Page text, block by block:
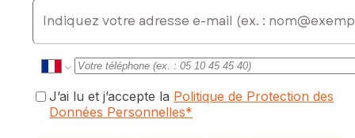
0687069198, E-mail : katy.josselin@safti.fr - EI - Agent
commercial immatriculé au RSAC de LIBOURNE sous le
numéro 999925225
E-mail
J’ai lu et j’accepte la Politique de Protection des
Données Personnelles*